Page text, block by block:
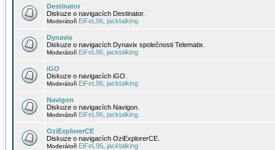
Destinator
Diskuze o navigacích Destinator.
Moderátoři EiFeL96 jacktalking
Dynavix
Diskuze o navigacích Dynavix společnosti Telematix.
Moderátoři EiFeL96 jacktalking
iGO
Diskuze o navigacích iGO.
Moderátoři EiFeL96 jacktalking
Navigon
Diskuze o navigacích Navigon.
Moderátoři EiFeL96 jacktalking
OziExplorerCE
Diskuze o navigacích OziExplorerCE.
Moderátoři EiFeL96 jacktalking